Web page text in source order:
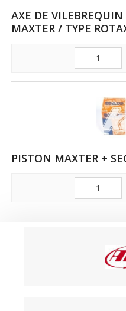
AXE DE
MAXTER / TYPE
PISTON MAXTER +
Quantité